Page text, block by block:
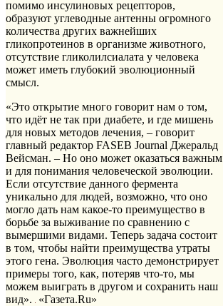
помимо инсулиновых рецепторов,
образуют углеводные антенны огромного
количества других важнейших
гликопротеинов в организме животного,
отсутствие гликолилсиалата у человека
может иметь глубокий эволюционный
смысл.
«Это открытие много говорит нам о том,
что идёт не так при диабете, и где мишень
для новых методов лечения, – говорит
главный редактор FASEB Journal Джеральд
Вейсман. – Но оно может оказаться важным
и для понимания человеческой эволюции.
Если отсутствие данного фермента
уникально для людей, возможно, что оно
могло дать нам какое-то преимущество в
борьбе за выживание по сравнению с
вымершими видами. Теперь задача состоит
в том, чтобы найти преимущества утраты
этого гена. Эволюция часто демонстрирует
примеры того, как, потеряв что-то, мы
можем выиграть в другом и сохранить наш
вид».
«Газета.Ru»